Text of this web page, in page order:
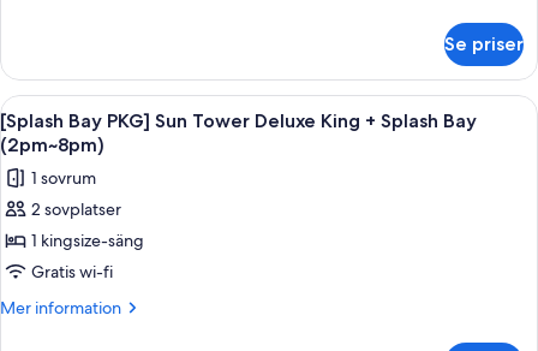
Queen
Splash
Bay
Ticket,
4
Pax
(Usage:
Check-
in
Bay
PKG]
Sun
Tower
Deluxe
Double
Queen
Splash
Bay
4
Se priser
Öppna
alla
foton
för
[Splash
Bay
PKG]
Sun
Ett modernt hotellrum med en stor
3
[Splash Bay PKG] Sun Tower Deluxe King + Splash Bay
(2pm~8pm)
1 sovrum
2 sovplatser
1 kingsize-säng
Gratis wi-fi
Mer information
Mer